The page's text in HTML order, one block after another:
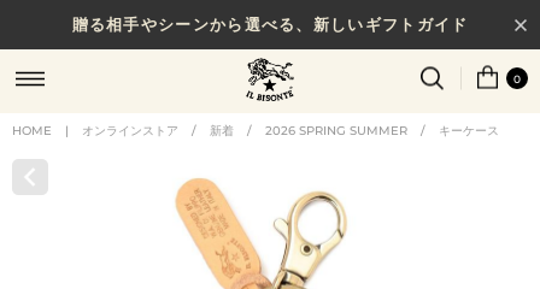
贈る相手やシーンから選べる、新しいギフトガイド
0
HOME | オンラインストア / 新着 / 2026 SPRING SUMMER / キーケース